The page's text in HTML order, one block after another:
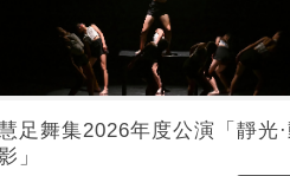
足舞集2026年度公演「靜光·
」